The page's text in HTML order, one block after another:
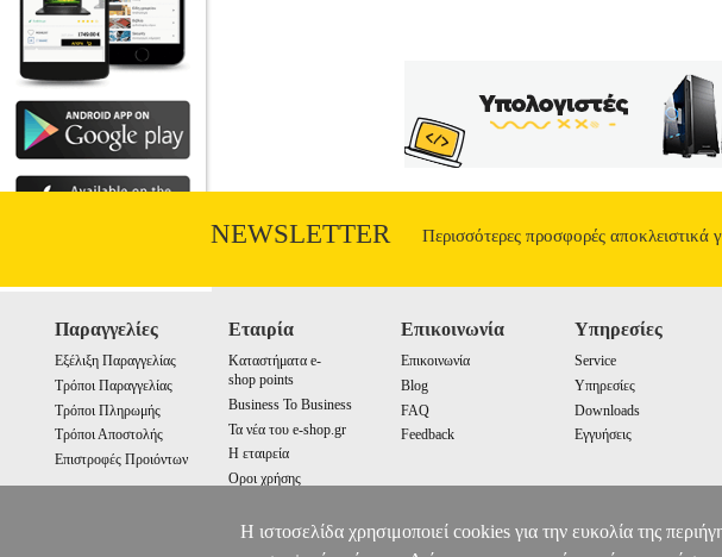
NEWSLETTER Περισσότερες προσφορές
Παραγγελίες
Εξέλιξη Παραγγελίας
Τρόποι Παραγγελίας
Τρόποι Πληρωμής
Τρόποι Αποστολής
Επιστροφές Προιόντων
Εταιρία
Καταστήματα e-
shop points
Business To Business
Τα νέα του e-shop.gr
Η εταιρεία
Οροι χρήσης
Επικοινωνία
Επικοινωνία
Blog
FAQ
Feedback
Υπηρεσίες
Service
Υπηρεσίες
Downloads
Εγγυήσεις
Η ιστοσελίδα χρησιμοποιεί cookies για την ευκολία της